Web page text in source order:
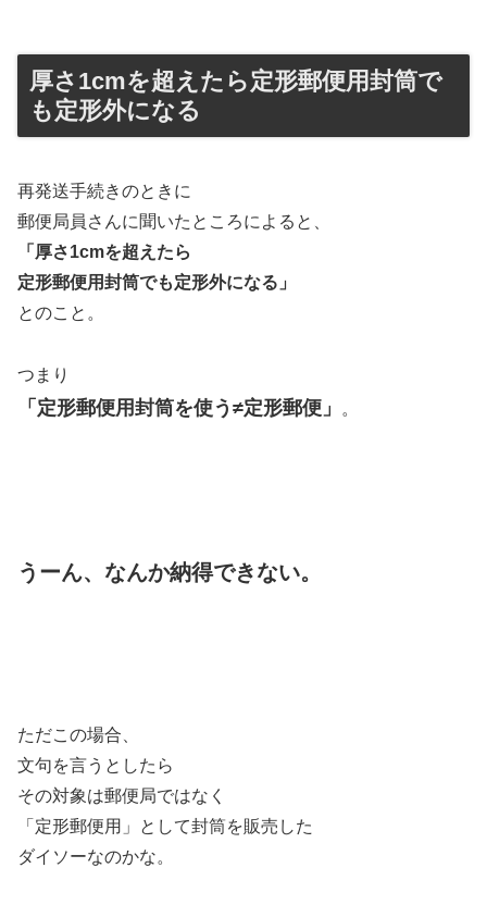
厚さ1cmを超えたら定形郵便用封筒で
も定形外になる
再発送手続きのときに
郵便局員さんに聞いたところによると、
「厚さ1cmを超えたら
定形郵便用封筒でも定形外になる」
とのこと。
つまり
「定形郵便用封筒を使う≠定形郵便」 。
うーん、なんか納得できない。
ただこの場合、
文句を言うとしたら
その対象は郵便局ではなく
「定形郵便用」として封筒を販売した
ダイソーなのかな。